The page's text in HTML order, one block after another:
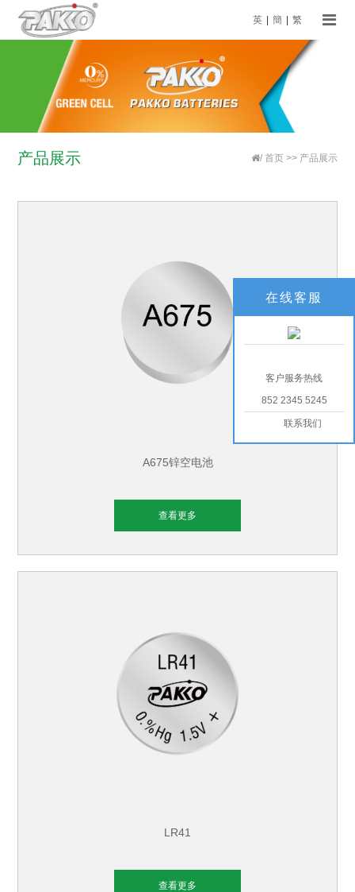
英 簡 繁
产品展示 / 首页>> 产品展示
A675锌空电池
查看更多
LR41
查看更多
在线客服
客户服务热线
852 2345 5245
联系我们